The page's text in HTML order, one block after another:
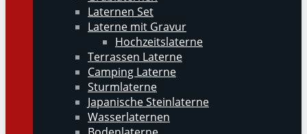
Laternen Set
Laterne mit Gravur
Hochzeitslaterne
Terrassen Laterne
Camping Laterne
Sturmlaterne
Japanische Steinlaterne
Wasserlaternen